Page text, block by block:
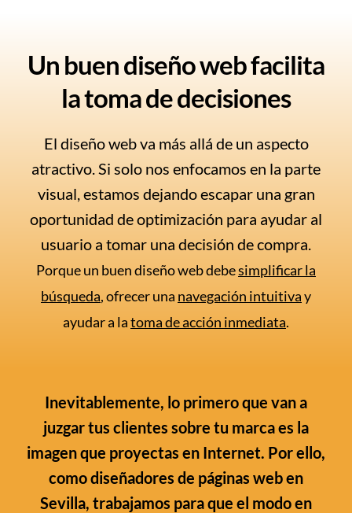
Un buen diseño web facilita
la toma de decisiones
El diseño web va más allá de un aspecto
atractivo. Si solo nos enfocamos en la parte
visual, estamos dejando escapar una gran
oportunidad de optimización para ayudar al
usuario a tomar una decisión de compra.
Porque un buen diseño web debesimplificar la
búsqueda, ofrecer una navegación intuitivay
ayudar a latoma de acción inmediata.
Inevitablemente, lo primero que van a
juzgar tus clientes sobre tu marca es la
imagen que proyectas en Internet. Por ello,
como diseñadores de páginas web en
Sevilla, trabajamos para que el modo en